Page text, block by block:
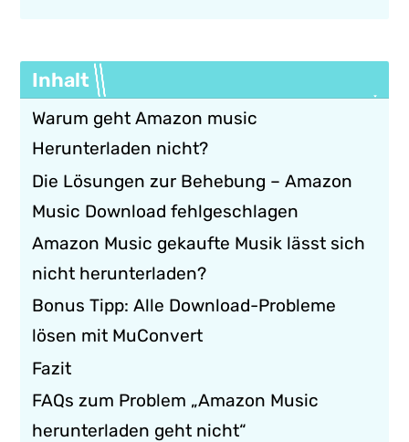
Inhalt
Warum geht Amazon music
Herunterladen nicht?
Die Lösungen zur Behebung – Amazon
Music Download fehlgeschlagen
Amazon Music gekaufte Musik lässt sich
nicht herunterladen?
Bonus Tipp: Alle Download-Probleme
lösen mit MuConvert
Fazit
FAQs zum Problem „Amazon Music
herunterladen geht nicht“